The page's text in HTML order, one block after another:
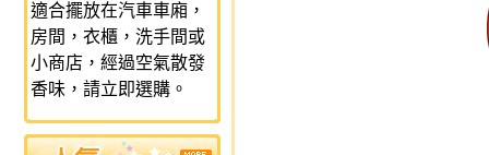
適合擺放在汽車車廂，
房間，衣櫃，洗手間或
小商店，經過空氣散發
香味，請立即選購。